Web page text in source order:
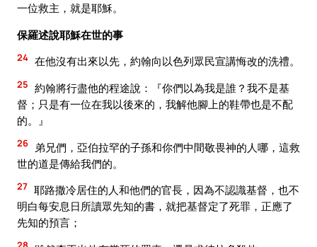
一位救主，就是耶穌。
保羅述說耶穌在世的事
24 在他沒有出來以先，約翰向以色列眾民宣講悔改的洗禮。
25 約翰將行盡他的程途說：『你們以為我是誰？我不是基
督；只是有一位在我以後來的，我解他腳上的鞋帶也是不配
的。』
26
弟兄們，亞伯拉罕的子孫和你們中間敬畏神的人哪，這救
世的道是傳給我們的。
27 耶路撒冷居住的人和他們的官長，因為不認識基督，也不
明白每安息日所讀眾先知的書，就把基督定了死罪，正應了
先知的預言；